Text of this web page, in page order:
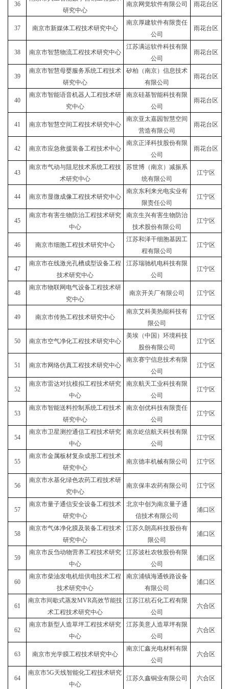
36
研究中心
南京网觉软件有限公司 雨花台区
37 南京市新媒体工程技术研究中心
南京厚建软件有限责任
公司
雨花台区
38 南京市智慧物流工程技术研究中心
江苏满运软件科技有限
公司
雨花台区
39
南京市智慧母婴服务系统工程技术
研究中心
矽柏（南京）信息技术
有限公司
雨花台区
40
南京市智能语音机器人工程技术研
究中心
南京硅基智能科技有限
公司
雨花台区
41 南京市智慧空间工程技术研究中心
南京亚太嘉园智慧空间
营造有限公司
雨花台区
42 南京市应急救援装备工程技术中心
南京正泽科技股份有限
公司
雨花台区
43
南京市气动与阻尼技术系统工程技
术研究中心
苏世博（南京）减振系
统有限公司
江宁区
44 南京市显微成像工程技术研究中心
南京东利来光电实业有
限责任公司
江宁区
45
南京市有害生物防治工程技术研究
中心
南京生兴有害生物防治
技术股份有限公司
江宁区
46 南京市细胞工程技术研究中心
江苏和泽干细胞基因工
程有限公司
江宁区
47
南京市在线激光孔槽成型设备工程
技术研究中心
江苏瑞驰机电科技有限
公司
江宁区
48
南京市物联网电气设备工程技术研
究中心
南京开关厂有限公司 江宁区
49 南京市传热工程技术研究中心
南京艾科美热能科技有
限公司
江宁区
50 南京市空气净化工程技术研究中心
美埃（中国）环境科技
股份有限公司
江宁区
51 南京市网络仿真工程技术研究中心
南京赛宁信息技术有限
公司
江宁区
52
南京市雷达对抗模拟工程技术研究
中心
南京航天工业科技有限
公司
江宁区
53
南京市智能送料控制系统工程技术
研究中心
南京创优科技有限责任
公司
江宁区
54
南京市卫星测控通信工程技术研究
中心
南京屹信航天科技有限
公司
江宁区
55
南京市金属板材复杂成形工程技术
研究中心
南京德丰机械有限公司 江宁区
56
南京市水基化绿色农药工程技术研
究中心
南京保丰农药有限公司 江宁区
57
南京市量子通信安全设备工程技术
研究中心
北京中创为南京量子通
信技术有限公司
浦口区
58
南京市气体净化膜及装备工程技术
研究中心
江苏久朗高科技股份有
限公司
浦口区
59
南京市反刍动物营养工程技术研究
中心
江苏波杜农牧股份有限
公司
浦口区
60
南京市柴油发电机组供电技术工程
技术研究中心
南京浦镇海通铁路设备
有限公司
浦口区
61
南京市间歇式蒸发MVR高效节能技
术工程技术研究中心
江苏江杭石化工程有限
公司
六合区
62
南京市新型人造草坪工程技术研究
中心
江苏美意人造草坪有限
公司
六合区
63 南京市光学膜工程技术研究中心
南京汇鑫光电材料有限
公司
六合区
64
南京市5G天线智能化工程技术研究
中心
江苏久鑫铜业有限公司 六合区